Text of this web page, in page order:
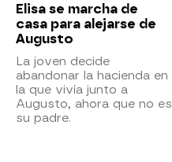
Elisa se marcha de
casa para alejarse de
Augusto
La joven decide
abandonar la hacienda en
la que vivía junto a
Augusto, ahora que no es
su padre.